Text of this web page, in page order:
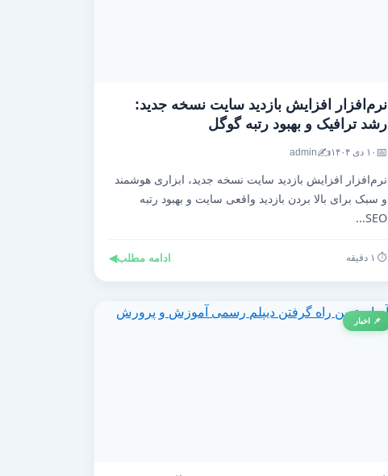
نرم‌افزار افزایش بازدید سایت نسخه جدید:
رشد ترافیک و بهبود رتبه گوگل
📅 ۱۰ دی ۱۴۰۴ ✍️
admin
نرم‌افزار افزایش بازدید سایت نسخه جدید، ابزاری هوشمند
و سبک برای بالا بردن بازدید واقعی سایت و بهبود رتبه
SEO...
⏱️ ۱ دقیقه ادامه مطلب◀
📌 اخبار